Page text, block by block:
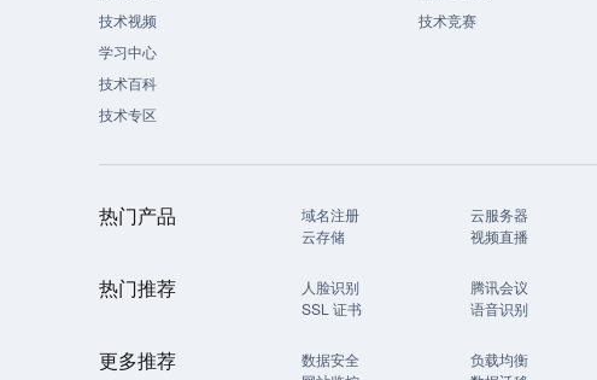
技术视频
学习中心
技术百科
技术专区
技术竞赛
热门产品 域名注册 云服务器
云存储
视频直播
热门推荐 人脸识别 腾讯会议
SSL 证书
语音识别
更多推荐 数据安全 负载均衡